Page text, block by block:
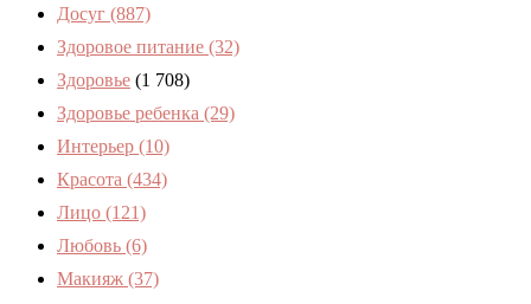
Досуг (887)
Здоровое питание (32)
Здоровье (1 708)
Здоровье ребенка (29)
Интерьер (10)
Красота (434)
Лицо (121)
Любовь (6)
Макияж (37)